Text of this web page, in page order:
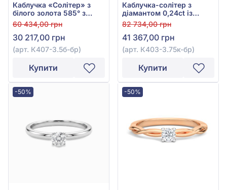
Каблучка «Солітер» з
білого золота 585° з
діамантом 0,15ct, арт.
К407-3.5б-бр
60 434,00 грн
30 217,00 грн
(арт. К407-3.5б-бр)
Купити
Каблучка-солітер з
діамантом 0,24ct із
червоного золота 585°,
арт. К403-3.75к-бр
82 734,00 грн
41 367,00 грн
(арт. К403-3.75к-бр)
Купити
-50% -50%